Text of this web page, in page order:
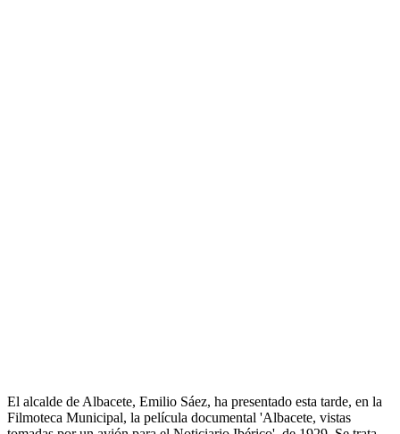
El alcalde de Albacete, Emilio Sáez, ha presentado esta tarde, en la
Filmoteca Municipal, la película documental 'Albacete, vistas